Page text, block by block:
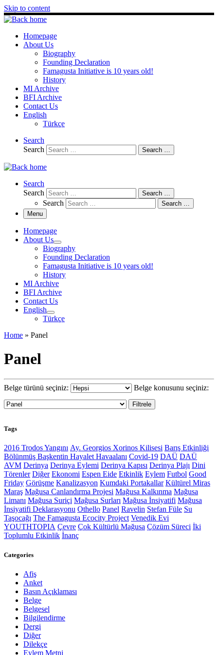
Skip to content
Homepage
About Us
Biography
Founding Declaration
Famagusta Initiative is 10 years old!
History
MI Archive
BFI Archive
Contact Us
English
Türkçe
Search
Search
Search …
Search
Search
Search …
Search
Search …
Menu
Homepage
About Us
Biography
Founding Declaration
Famagusta Initiative is 10 years old!
History
MI Archive
BFI Archive
Contact Us
English
Türkçe
Home » Panel
Panel
Belge türünü seçiniz: Belge konusunu seçiniz:
Tags
2016 Trodos Yangını Ay. Georgios Xorinos Kilisesi Barış Etkinliği
Bölünmüş Başkentin Hayalet Havaalanı Covid-19 DAÜ DAÜ
AVM Derinya Derinya Eylemi Derinya Kapısı Derinya Plajı Dini
Törenler Diğer Ekonomi Espen Eide Etkinlik Eylem Futbol Good
Friday Görüşme Kanalizasyon Kumdaki Portakallar Kültürel Miras
Maraş Mağusa Canlandırma Projesi Mağusa Kalkınma Mağusa
Limanı Mağusa Suriçi Mağusa Surları Mağusa İnsiyatifi Mağusa
İnsiyatifi Deklarasyonu Othello Panel Ravelin Stefan Füle Su
Taşocağı The Famagusta Ecocity Project Venedik Evi
YOUTHTOPIA Çevre Çok Kültürlü Mağusa Çözüm Süreci İki
Toplumlu Etkinlik İnanç
Categories
Afiş
Anket
Basın Açıklaması
Belge
Belgesel
Bilgilendirme
Dergi
Diğer
Dilekçe
Eylem Metni